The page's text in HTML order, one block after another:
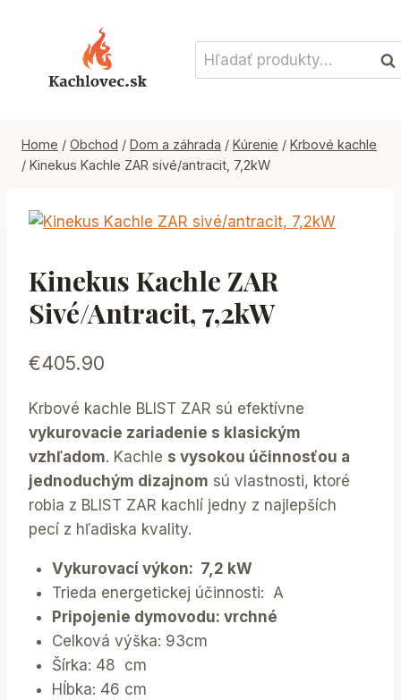
Hľadať:
Home / Obchod / Dom a záhrada / Kúrenie / Krbové kachle
/ Kinekus Kachle ZAR sivé/antracit, 7,2kW
Kinekus Kachle ZAR
Sivé/antracit, 7,2kW
€405.90
Krbové kachle BLIST ZAR sú efektívne
vykurovacie zariadenie s klasickým
vzhľadom. Kachle s vysokou účinnosťou a
jednoduchým dizajnom sú vlastnosti, ktoré
robia z BLIST ZAR kachlí jedny z najlepších
pecí z hľadiska kvality.
Vykurovací výkon: 7,2 kW
Trieda energetickej účinnosti: A
Pripojenie dymovodu: vrchné
Celková výška: 93cm
Šírka: 48 cm
Hĺbka: 46 cm